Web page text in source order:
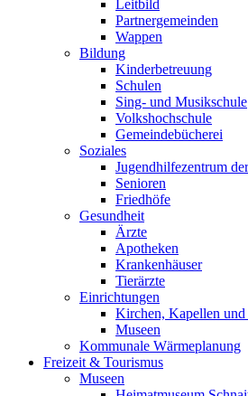
Leitbild
Partnergemeinden
Wappen
Bildung
Kinderbetreuung
Schulen
Sing- und Musikschule
Volkshochschule
Gemeindebücherei
Soziales
Jugendhilfezentrum
Senioren
Friedhöfe
Gesundheit
Ärzte
Apotheken
Krankenhäuser
Tierärzte
Einrichtungen
Kirchen, Kapellen und
Museen
Kommunale Wärmeplanung
Freizeit & Tourismus
Museen